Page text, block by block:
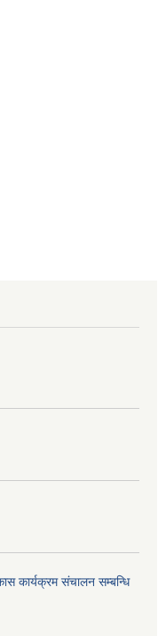
कार्यक्रम संचालन सम्बन्धि